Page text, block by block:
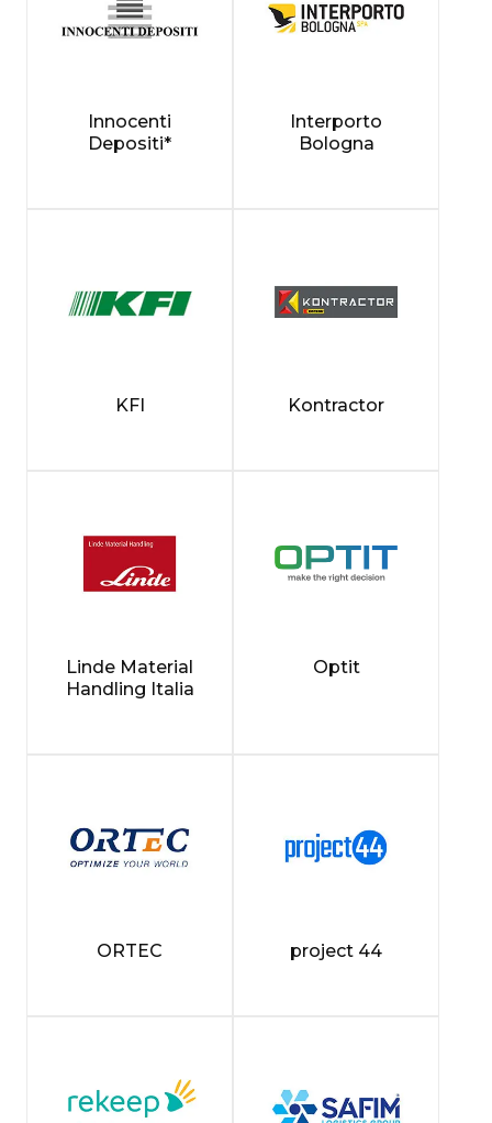
Innocenti
Depositi*
Interporto
Bologna
KFI Kontractor
Linde Material
Handling Italia
Optit
ORTEC project 44